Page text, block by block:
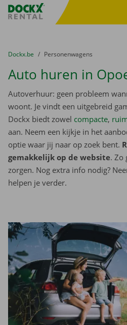
Fratello DEMO
U bevindt zich hier:
van
Dockx.be naar
Personenwagens
Auto huren in
Autoverhuur: geen probleem
woont. Je vindt een uitgebreid
Dockx biedt zowel compacte,
aan. Neem een kijkje in het
optie waar jij naar op zoek bent.
gemakkelijk op de website. Zo
zorgen. Nog extra info nodig?
helpen je verder.